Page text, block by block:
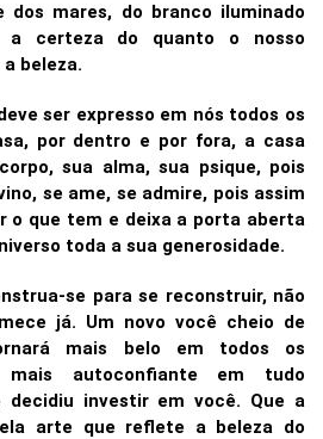
dos mares, do branco iluminado
a certeza do quanto o nosso
beleza.
ser expresso em nós todos os
por dentro e por fora, a casa
sua alma, sua psique, pois
se ame, se admire, pois assim
o que tem e deixa a porta aberta
toda a sua generosidade.
se para se reconstruir, não
já. Um novo você cheio de
mais belo em todos os
autoconfiante em tudo
decidiu investir em você. Que a
arte que reflete a beleza do